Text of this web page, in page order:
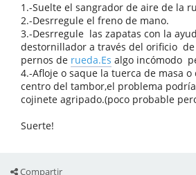
1.-Suelte el sangrador de aire de la
2.-Desrregule el freno de mano.
3.-Desrregule las zapatas con la
destornillador a través del orificio
pernos de rueda.Es algo incómodo
4.-Afloje o saque la tuerca de masa
centro del tambor,el problema
cojinete agripado.(poco probable
Suerte!
Compartir